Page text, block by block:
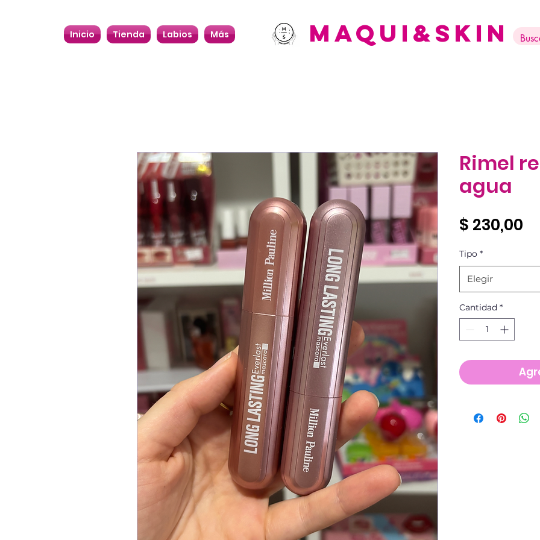
Inicio Tienda Labios Más Maqui&Skin
Rimel
agua
$ 230,00
Tipo *
Elegir
Cantidad *